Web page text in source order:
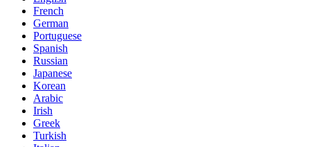
French
German
Portuguese
Spanish
Russian
Japanese
Korean
Arabic
Irish
Greek
Turkish